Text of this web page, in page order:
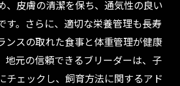
、皮膚の清潔を保ち、通気性の良い
す。さらに、適切な栄養管理も長寿
ンスの取れた食事と体重管理が健康
地元の信頼できるブリーダーは、子
チェックし、飼育方法に関するアド